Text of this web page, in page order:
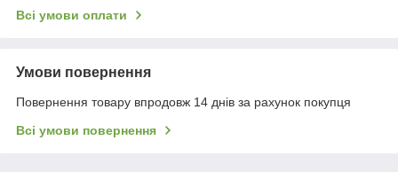
Всі умови оплати
Умови повернення
Повернення товару впродовж 14 днів за рахунок покупця
Всі умови повернення